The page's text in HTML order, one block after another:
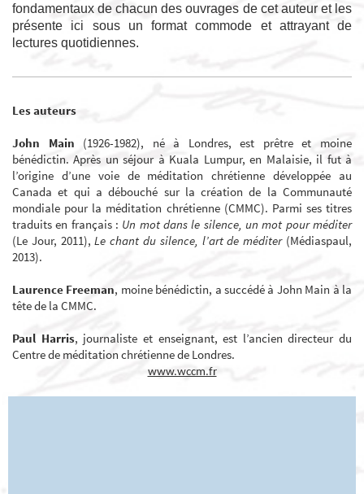
fondamentaux de chacun des ouvrages de cet auteur et les
présente ici sous un format commode et attrayant de
lectures quotidiennes.
Les auteurs
John Main (1926-1982), né à Londres, est prêtre et moine
bénédictin. Après un séjour à Kuala Lumpur, en Malaisie, il fut à
l’origine d’une voie de méditation chrétienne développée au
Canada et qui a débouché sur la création de la Communauté
mondiale pour la méditation chrétienne (CMMC). Parmi ses titres
traduits en français : Un mot dans le silence, un mot pour méditer
(Le Jour, 2011),Le chant du silence, l’art de méditer(Médiaspaul,
2013).
Laurence Freeman, moine bénédictin, a succédé à John Main à la
tête de la CMMC.
Paul Harris, journaliste et enseignant, est l’ancien directeur du
Centre de méditation chrétienne de Londres.
www.wccm.fr